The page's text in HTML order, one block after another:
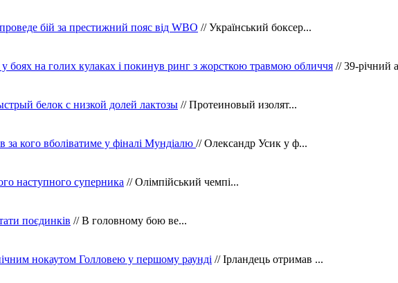
бій за престижний пояс від WBO // Український боксер...
боях на голих кулаках і покинув ринг з жорсткою травмою обличчя // 39-річний
белок с низкой долей лактозы // Протеиновый изолят...
за кого вболіватиме у фіналі Мундіалю // Олександр Усик у ф...
наступного суперника // Олімпійський чемпі...
поєдинків // В головному бою ве...
нокаутом Голловею у першому раунді // Ірландець отримав ...